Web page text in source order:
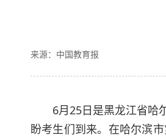
来源：中国教育报
6月25日是黑龙江省哈尔
盼考生们到来。在哈尔滨